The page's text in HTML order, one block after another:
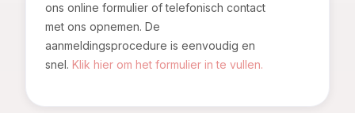
ons online formulier of telefonisch contact
met ons opnemen. De
aanmeldingsprocedure is eenvoudig en
snel. Klik hier om het formulier in te vullen.